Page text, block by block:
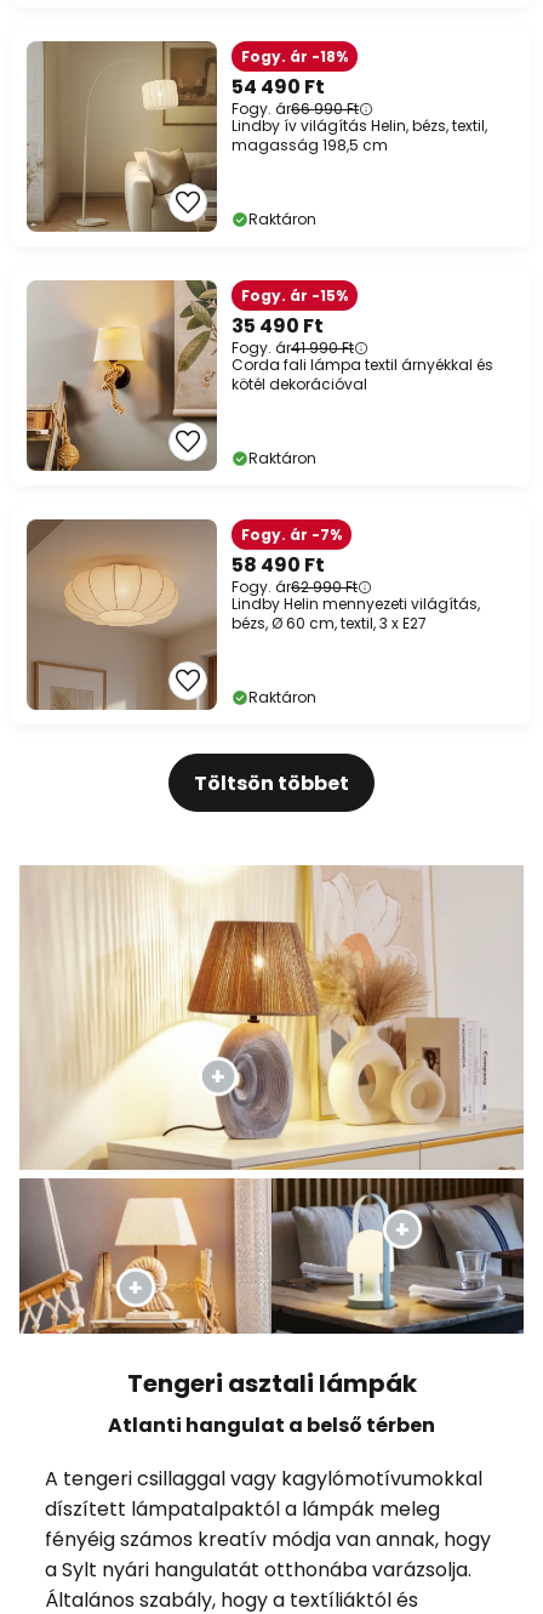
54 490 Ft
Fogy. ár66 990 Ft
Fogy. ár -18%
Lindby ív világítás Helin, bézs, textil,
magasság 198,5 cm
Raktáron
35 490 Ft
Fogy. ár41 990 Ft
Fogy. ár -15%
Corda fali lámpa textil árnyékkal és
kötél dekorációval
Raktáron
58 490 Ft
Fogy. ár62 990 Ft
Fogy. ár -7%
Lindby Helin mennyezeti világítás,
bézs, Ø 60 cm, textil, 3 x E27
Raktáron
Töltsön többet
Tengeri asztali lámpák
Atlanti hangulat a belső térben
A tengeri csillaggal vagy kagylómotívumokkal
díszített lámpatalpaktól a lámpák meleg
fényéig számos kreatív módja van annak, hogy
a Sylt nyári hangulatát otthonába varázsolja.
Általános szabály, hogy a textíliáktól és